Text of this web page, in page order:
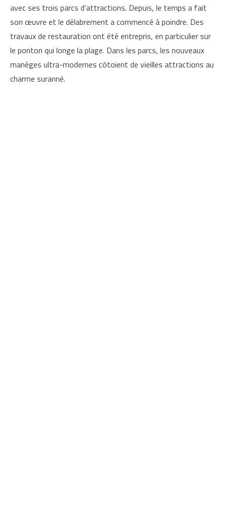
avec ses trois parcs d’attractions. Depuis, le temps a fait
son œuvre et le délabrement a commencé à poindre. Des
travaux de restauration ont été entrepris, en particulier sur
le ponton qui longe la plage. Dans les parcs, les nouveaux
manèges ultra-modernes côtoient de vieilles attractions au
charme suranné.